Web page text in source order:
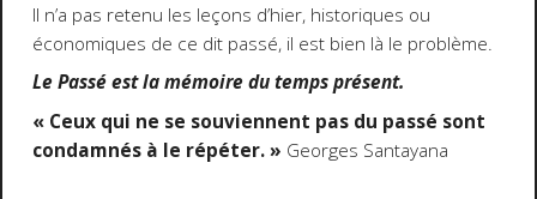
Il n’a pas retenu les leçons d’hier, historiques ou
économiques de ce dit passé, il est bien là le problème.
Le Passé est la mémoire du temps présent.
« Ceux qui ne se souviennent pas du passé sont
condamnés à le répéter. » Georges Santayana